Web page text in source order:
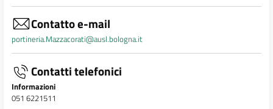
Contatto e-mail
portineria.Mazzacorati@ausl.bologna.it
Contatti telefonici
Informazioni
051 6221511